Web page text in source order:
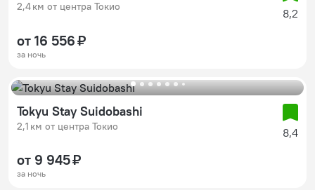
2,4 км от центра Токио 8,2
от 16 556 ₽
за ночь
Tokyu Stay Suidobashi
2,1 км от центра Токио 8,4
от 9 945 ₽
за ночь